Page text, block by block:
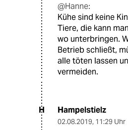
@Hanne:
Kühe sind keine
Tiere, die kann
wo unterbringen.
Betrieb schließt,
alle töten lassen
vermeiden.
H Hampelstielz
02.08.2019, 11:29 Uhr